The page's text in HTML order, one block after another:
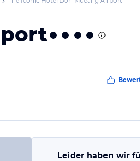
Leider haben wir